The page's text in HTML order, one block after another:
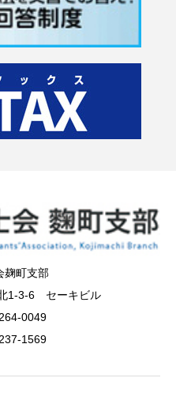
麹町支部
1-3-6 セーキビル
0049
1569